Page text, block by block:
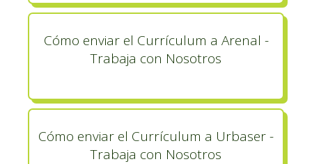
Cómo enviar el Currículum a Arenal -
Trabaja con Nosotros
Cómo enviar el Currículum a Urbaser -
Trabaja con Nosotros